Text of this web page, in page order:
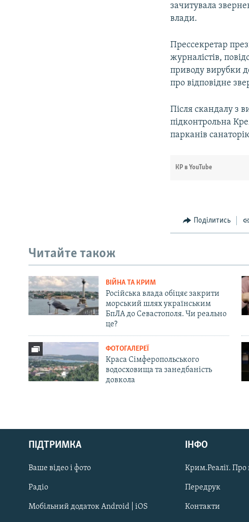
Русский
Qırımtatar
ДОЛУЧАЙСЯ!
зачитувала
влади.
Прессекретар
журналістів,
приводу вирубки
про відповідне
Після скандалу з
підконтрольна
парканів
КР в YouTube
Поділитись
Читайте також
ВІЙНА ТА КРИМ
Російська влада обіцяє закрити
морський шлях українським
БпЛА до Севастополя. Чи реально
це?
ФОТОГАЛЕРЕЇ
Краса Сімферопольського
водосховища та занедбаність
довкола
ПІДТРИМКА
Ваше відео і фото
Радіо
Мобільний додаток Android | iOS
ІНФО
Крим.Реалії. Про
Передрук
Контакти